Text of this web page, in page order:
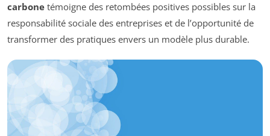
carbone témoigne des retombées positives possibles sur la
responsabilité sociale des entreprises et de l’opportunité de
transformer des pratiques envers un modèle plus durable.